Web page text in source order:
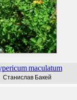
maculatum
Станислав Бакей